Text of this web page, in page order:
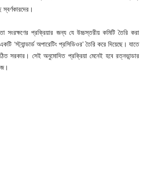
সংরক্ষণের প্রক্রিয়ার জন্য যে উচ্চস্তরীয় কমিটি তৈরি করা
‘স্ট্যান্ডার্ড অপারেটিং প্রসিডিওর’ তৈরি করে দিয়েছে। যাতে
সরকার। সেই অনুমোদিত প্রক্রিয়া মেনেই হবে রত্নভান্ডার